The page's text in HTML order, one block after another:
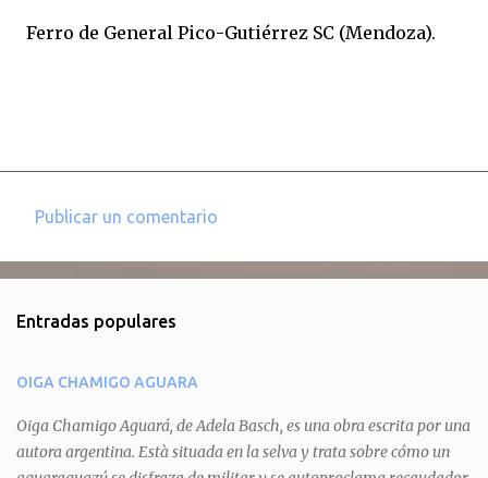
Ferro de General Pico-Gutiérrez SC (Mendoza).
e
t
a
r
Publicar un comentario
Entradas populares
OIGA CHAMIGO AGUARA
Oiga Chamigo Aguará, de Adela Basch, es una obra escrita por una
autora argentina. Està situada en la selva y trata sobre cómo un